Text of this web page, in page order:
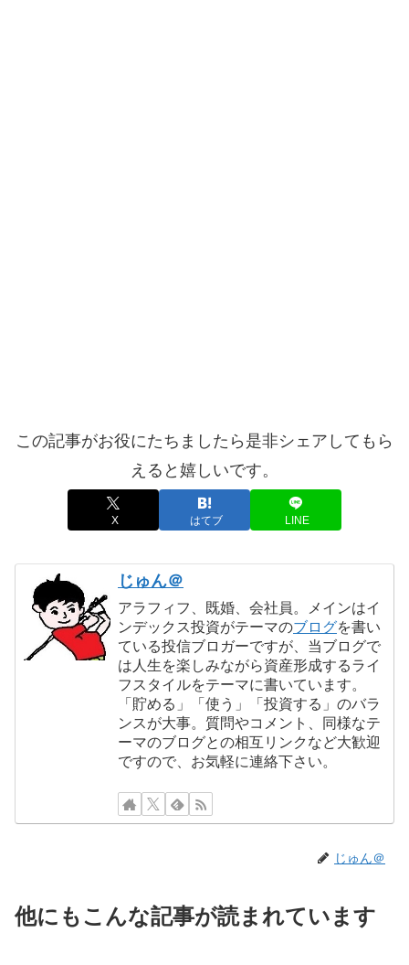
この記事がお役にたちましたら是非シェアしてもら
えると嬉しいです。
X はてブ LINE
じゅん＠
アラフィフ、既婚、会社員。メインはイ
ンデックス投資がテーマのブログを書い
ている投信ブロガーですが、当ブログで
は人生を楽しみながら資産形成するライ
フスタイルをテーマに書いています。
「貯める」「使う」「投資する」のバラ
ンスが大事。質問やコメント、同様なテ
ーマのブログとの相互リンクなど大歓迎
ですので、お気軽に連絡下さい。
じゅん＠
他にもこんな記事が読まれています